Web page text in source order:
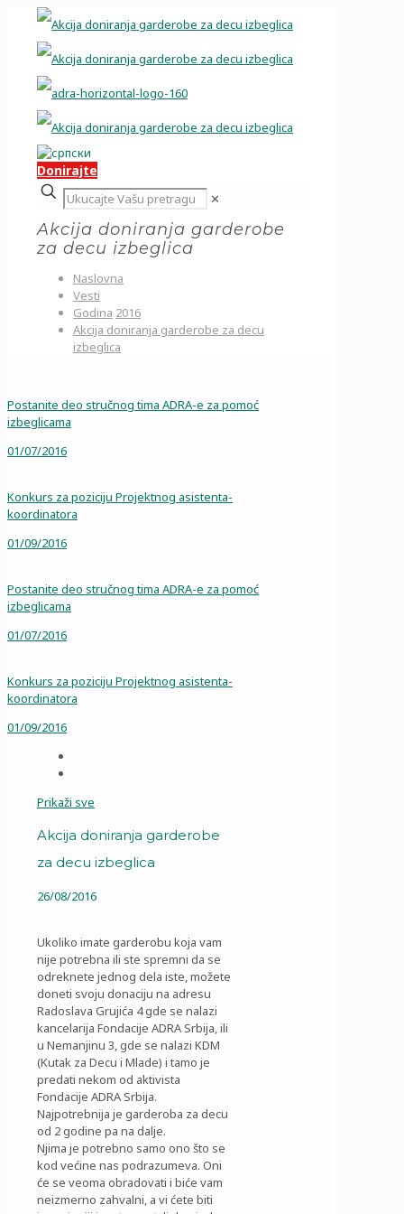
Donirajte
✕
Akcija doniranja garderobe
za decu izbeglica
Naslovna
Vesti
Godina 2016
Akcija doniranja garderobe za decu
izbeglica
Postanite deo stručnog tima ADRA-e za pomoć
izbeglicama
01/07/2016
Konkurs za poziciju Projektnog asistenta-
koordinatora
01/09/2016
Postanite deo stručnog tima ADRA-e za pomoć
izbeglicama
01/07/2016
Konkurs za poziciju Projektnog asistenta-
koordinatora
01/09/2016
Prikaži sve
Akcija doniranja garderobe
za decu izbeglica
26/08/2016
Ukoliko imate garderobu koja vam
nije potrebna ili ste spremni da se
odreknete jednog dela iste, možete
doneti svoju donaciju na adresu
Radoslava Grujića 4 gde se nalazi
kancelarija Fondacije ADRA Srbija, ili
u Nemanjinu 3, gde se nalazi KDM
(Kutak za Decu i Mlade) i tamo je
predati nekom od aktivista
Fondacije ADRA Srbija.
Najpotrebnija je garderoba za decu
od 2 godine pa na dalje.
Njima je potrebno samo ono što se
kod većine nas podrazumeva. Oni
će se veoma obradovati i biće vam
neizmerno zahvalni, a vi ćete biti